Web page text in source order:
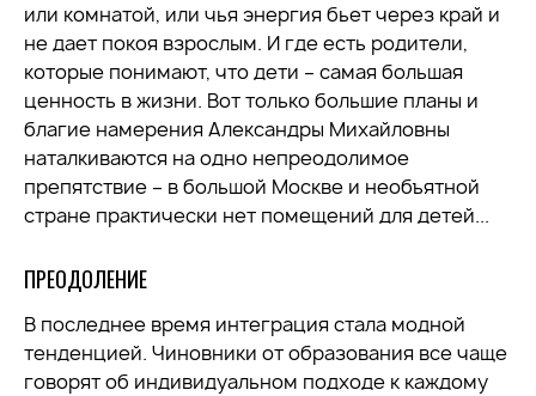
или комнатой, или чья энергия бьет через край и
не дает покоя взрослым. И где есть родители,
которые понимают, что дети – самая большая
ценность в жизни. Вот только большие планы и
благие намерения Александры Михайловны
наталкиваются на одно непреодолимое
препятствие – в большой Москве и необъятной
стране практически нет помещений для детей...
ПРЕОДОЛЕНИЕ
В последнее время интеграция стала модной
тенденцией. Чиновники от образования все чаще
говорят об индивидуальном подходе к каждому